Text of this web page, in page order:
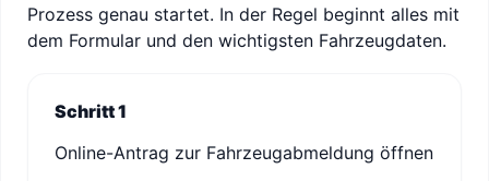
Prozess genau startet. In der Regel beginnt alles mit
dem Formular und den wichtigsten Fahrzeugdaten.
Schritt 1
Online-Antrag zur Fahrzeugabmeldung öffnen